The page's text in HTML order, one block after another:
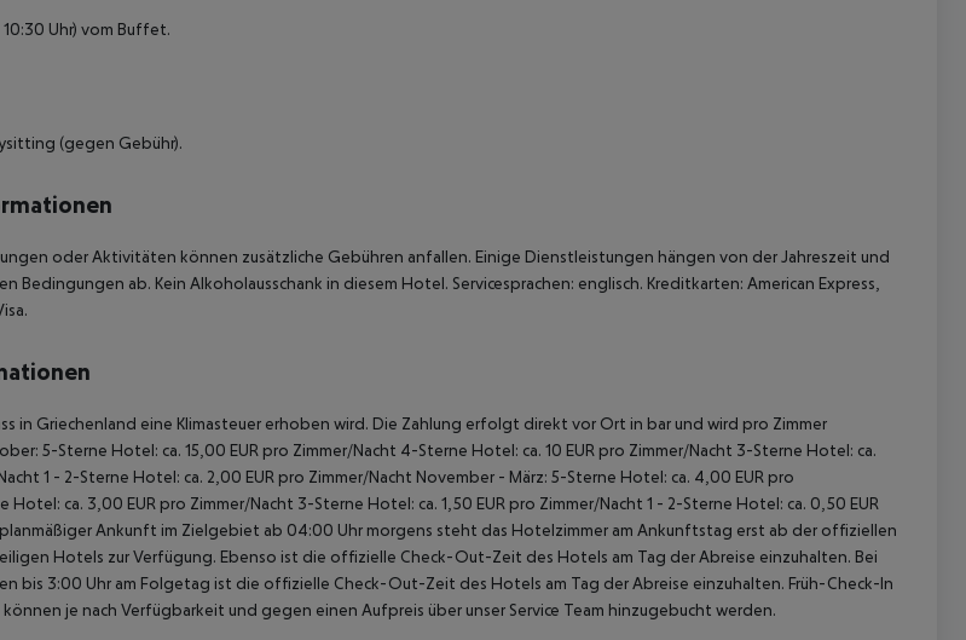
Uhr) vom Buffet.
(gegen Gebühr).
oder Aktivitäten können zusätzliche Gebühren anfallen. Einige Dienstleistungen hängen von der Jahreszeit und
Bedingungen ab. Kein Alkoholausschank in diesem Hotel. Servicesprachen: englisch. Kreditkarten: American Express,
in Griechenland eine Klimasteuer erhoben wird. Die Zahlung erfolgt direkt vor Ort in bar und wird pro Zimmer
5-Sterne Hotel: ca. 15,00 EUR pro Zimmer/Nacht 4-Sterne Hotel: ca. 10 EUR pro Zimmer/Nacht 3-Sterne Hotel: ca.
1 - 2-Sterne Hotel: ca. 2,00 EUR pro Zimmer/Nacht November - März: 5-Sterne Hotel: ca. 4,00 EUR pro
Hotel: ca. 3,00 EUR pro Zimmer/Nacht 3-Sterne Hotel: ca. 1,50 EUR pro Zimmer/Nacht 1 - 2-Sterne Hotel: ca. 0,50 EUR
Ankunft im Zielgebiet ab 04:00 Uhr morgens steht das Hotelzimmer am Ankunftstag erst ab der offiziellen
Hotels zur Verfügung. Ebenso ist die offizielle Check-Out-Zeit des Hotels am Tag der Abreise einzuhalten. Bei
bis 3:00 Uhr am Folgetag ist die offizielle Check-Out-Zeit des Hotels am Tag der Abreise einzuhalten. Früh-Check-In
je nach Verfügbarkeit und gegen einen Aufpreis über unser Service Team hinzugebucht werden.